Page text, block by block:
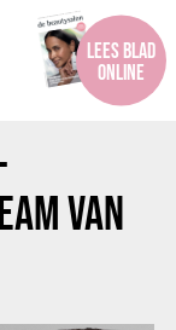
LEES BLAD
ONLINE
VAN